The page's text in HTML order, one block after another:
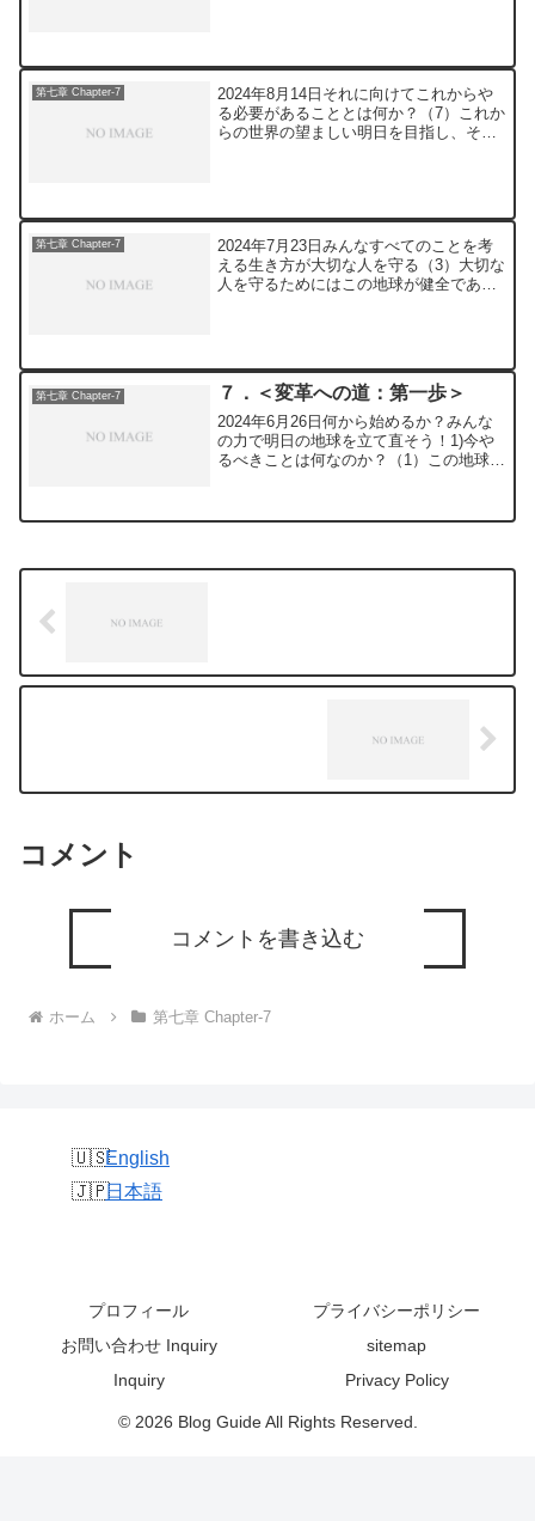
第七章 Chapter-7
2024年8月14日それに向けてこれからや
る必要があることとは何か？（7）これか
らの世界の望ましい明日を目指し、それ
第七章 Chapter-7
2024年7月23日みんなすべてのことを考
える生き方が大切な人を守る（3）大切な
人を守るためにはこの地球が健全である
第七章 Chapter-7 ７．＜変革への道：第一歩＞
2024年6月26日何から始めるか？みんな
の力で明日の地球を立て直そう！1)今や
るべきことは何なのか？（1）この地球
に、現状のリスクを人々に理解してもら
コメント
コメントを書き込む
ホーム 第七章 Chapter-7
English
日本語
プロフィール
プライバシーポリシー
お問い合わせ Inquiry
sitemap
Inquiry
Privacy Policy
© 2026 Blog Guide All Rights Reserved.